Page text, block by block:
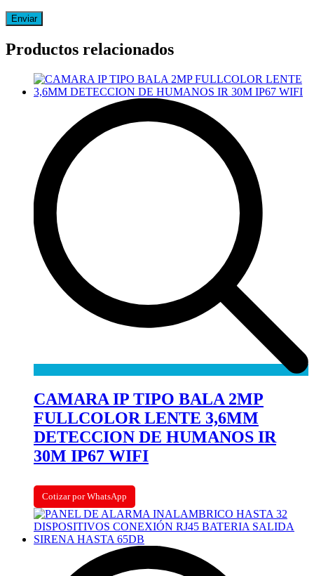
Productos relacionados
CAMARA IP TIPO BALA 2MP
FULLCOLOR LENTE 3,6MM
DETECCION DE HUMANOS IR
30M IP67 WIFI
Cotizar por WhatsApp